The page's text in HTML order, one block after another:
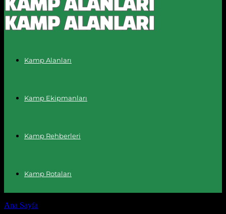
Kamp Alanları
Kamp Ekipmanları
Kamp Rehberleri
Kamp Rotaları
Ana Sayfa